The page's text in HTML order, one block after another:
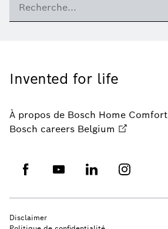
Invented for life
À propos de Bosch Home Comfort
Bosch careers Belgium
Disclaimer